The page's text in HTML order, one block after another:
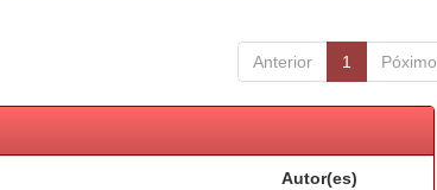
Anterior 1 Póximo
Autor(es)